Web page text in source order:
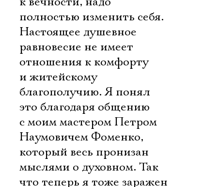
полностью изменить себя.
Настоящее душевное
равновесие не имеет
отношения к комфорту
и житейскому
благополучию. Я понял
это благодаря общению
с моим мастером Петром
Наумовичем Фоменко,
который весь пронизан
мыслями о духовном. Так
что теперь я тоже заражен